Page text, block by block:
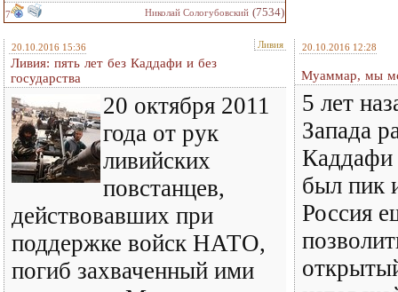
7 Николай Сологубовский (7534)
20.10.2016 15:36 Ливия
Ливия: пять лет без Каддафи и без
государства
20 октября 2011
года от рук
ливийских
повстанцев,
действовавших при
поддержке войск НАТО,
погиб захваченный ими
20.10.2016 12:28
Муаммар, мы
5 лет
Запада
был пик
Россия